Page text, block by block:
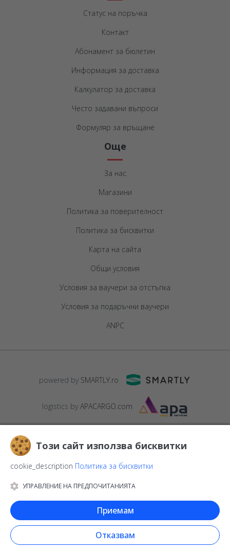
Бързо плащане чрез
Статус на поръчка
Контакт
Абонамент за бюлетин
Информация за доставка
Калкулатор за доставка
Често задавани въпроси
Формуляр за връщане
Още
За нас
Магазини
Политика за поверителност
Политика за бисквитки
Карта на сайта
Общи условия
Условия за ваучери за отстъпка
Условия за подаръчни ваучери
ANPC
powered by SMARTLY.ro
logistics by APACARGO.com
© 2016-2026
12, parter,Sector 1, cod postal012178,email:
contact@stargift.bg
www.stargift.bg
Този сайт използва бисквитки
cookie_description Политика за бисквитки
УПРАВЛЕНИЕ НА ПРЕДПОЧИТАНИЯТА
Приемам
Отказвам